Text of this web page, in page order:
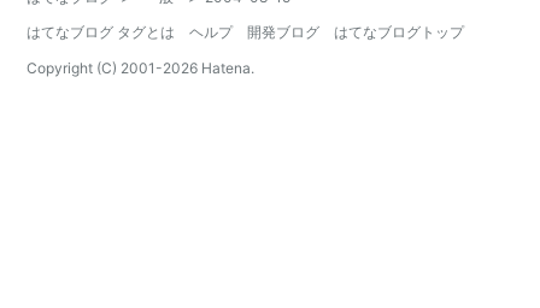
はてなブログ タグとは
ヘルプ 開発ブログ
はてなブログトップ
Copyright (C) 2001-2026 Hatena.